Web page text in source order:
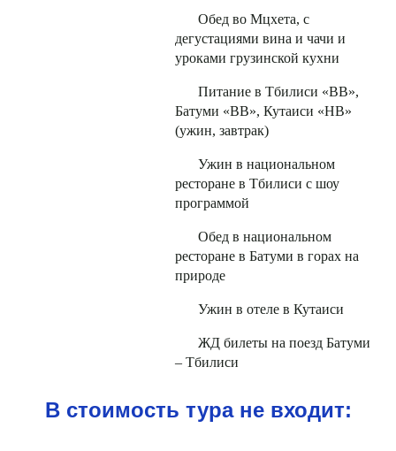
Обед во Мцхета, с
дегустациями вина и чачи и
уроками грузинской кухни
Питание в Тбилиси «ВВ»,
Батуми «ВВ», Кутаиси «НB»
(ужин, завтрак)
Ужин в национальном
ресторане в Тбилиси с шоу
программой
Обед в национальном
ресторане в Батуми в горах на
природе
Ужин в отеле в Кутаиси
ЖД билеты на поезд Батуми
– Тбилиси
В стоимость тура не входит: